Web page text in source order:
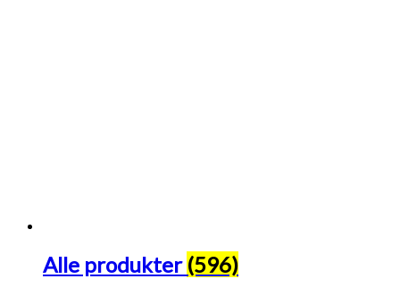
Alle produkter (596)